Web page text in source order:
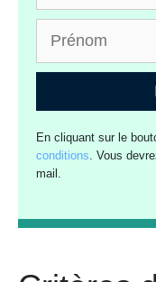
En cliquant sur le
conditions . Vous
mail.